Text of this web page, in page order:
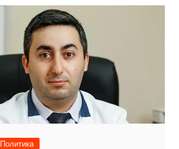
Политика